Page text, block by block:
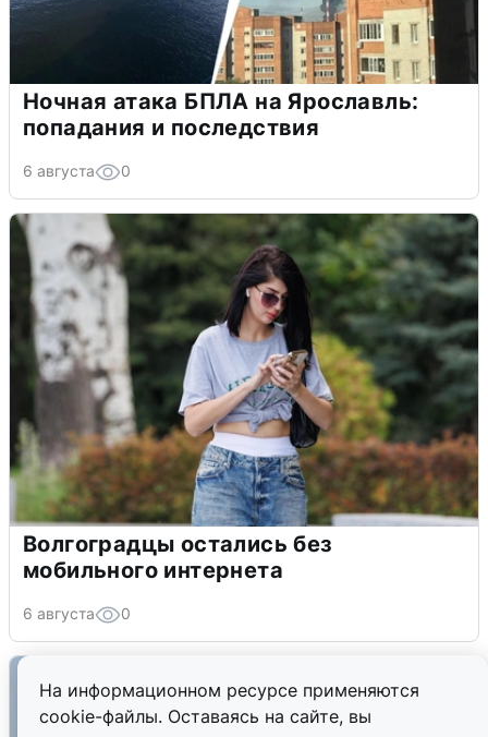
На информационном ресурсе применяются
cookie-файлы. Оставаясь на сайте, вы
Ночная атака БПЛА на Ярославль:
попадания и последствия
6 августа 0
Волгоградцы остались без
мобильного интернета
6 августа 0